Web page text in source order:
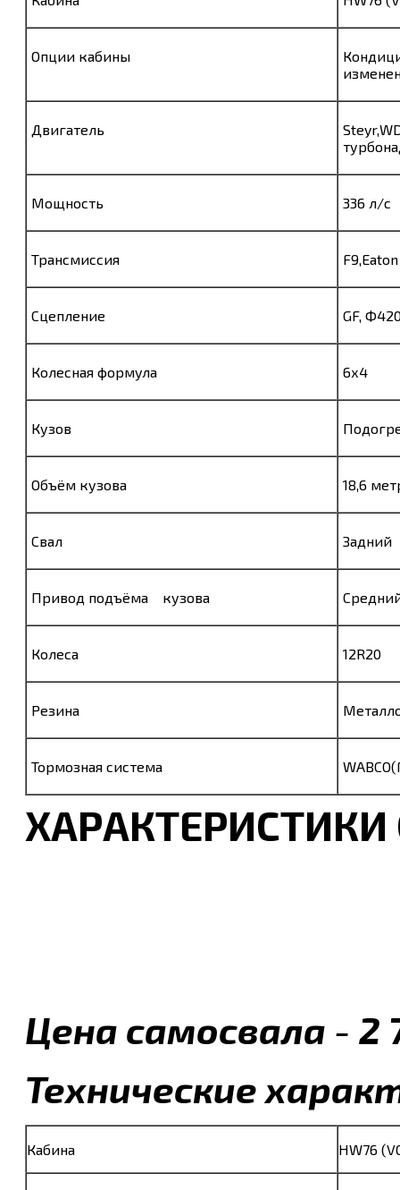
Опции кабины
Двигатель
Мощность 336 л/с
Трансмиссия
Сцепление GF,
Колесная формула 6х4
Кузов
Объём кузова 18,6
Свал Задний
Привод подъёма кузова
Колеса 12R20
Резина
Тормозная система
ХАРАКТЕРИСТИКИ
Цена самосвала - 2
Технические
Кабина HW76